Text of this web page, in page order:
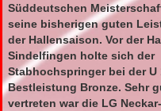
Süddeutschen
seine bisherigen guten
der Hallensaison. Vor der
Sindelfingen holte sich der
Stabhochspringer bei der U
Bestleistung Bronze. Sehr
vertreten war die LG